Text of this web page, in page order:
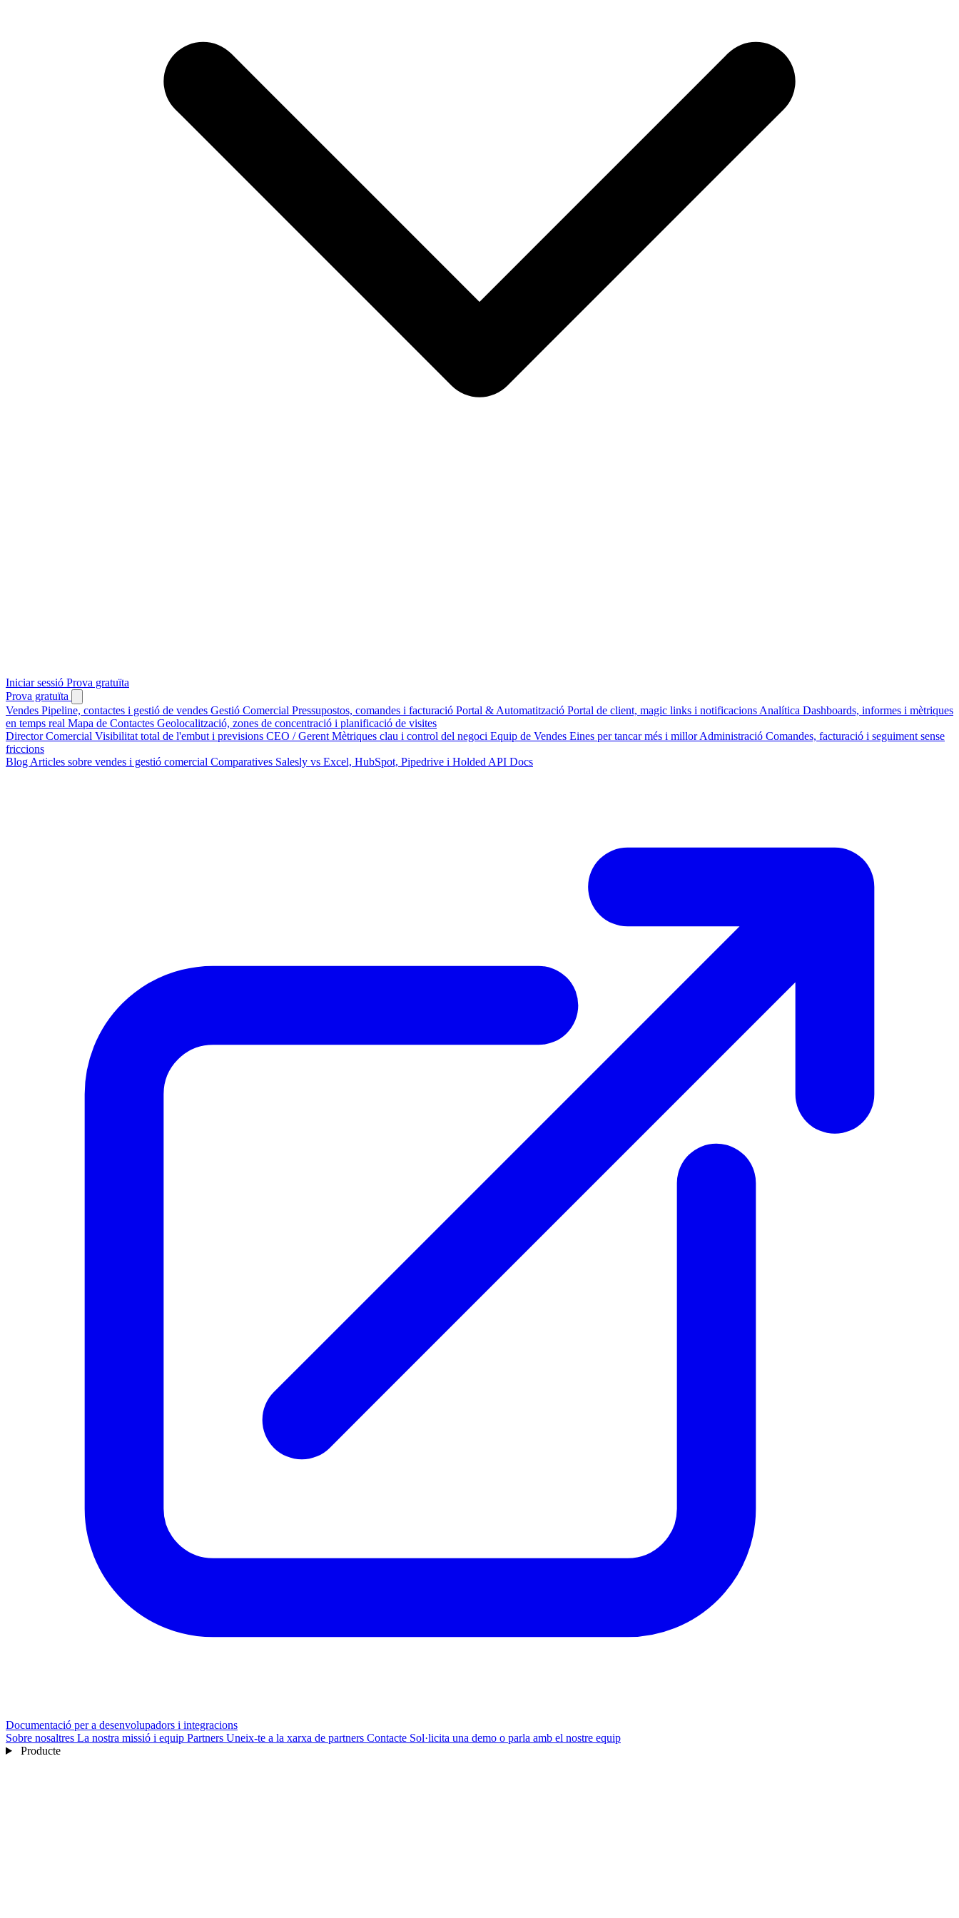
Iniciar sessió Prova gratuïta
Prova gratuïta
Vendes Pipeline, contactes i gestió de vendes Gestió Comercial Pressupostos, comandes i facturació Portal & Automatització Portal de client, magic links i notificacions Analítica Dashboards, informes i mètriques
en temps real Mapa de Contactes Geolocalització, zones de concentració i planificació de visites
Director Comercial Visibilitat total de l'embut i previsions CEO / Gerent Mètriques clau i control del negoci Equip de Vendes Eines per tancar més i millorAdministració Comandes, facturació i seguiment sense
friccions
Blog Articles sobre vendes i gestió comercial Comparatives Salesly vs Excel, HubSpot, Pipedrive i Holded API Docs
Documentació per a desenvolupadors i integracions
Sobre nosaltres La nostra missió i equip Partners Uneix-te a la xarxa de partners Contacte Sol·licita una demo o parla amb el nostre equip
Producte